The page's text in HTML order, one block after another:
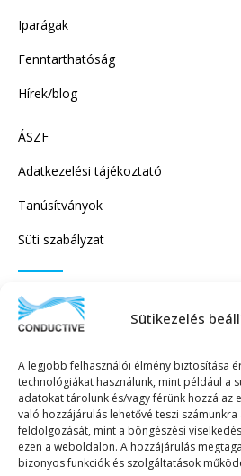
Sütikezelés
A legjobb felhasználói élmény biztosítása
technológiákat használunk, mint például a
adatokat tárolunk és/vagy férünk hozzá az
való hozzájárulás lehetővé teszi
feldolgozását, mint a böngészési
ezen a weboldalon. A hozzájárulás
bizonyos funkciók és szolgáltatások
Iparágak
Fenntarthatóság
Hírek/blog
ÁSZF
Adatkezelési tájékoztató
Tanúsítványok
Süti szabályzat
IRATKOZZON FEL
KÜLDÉS